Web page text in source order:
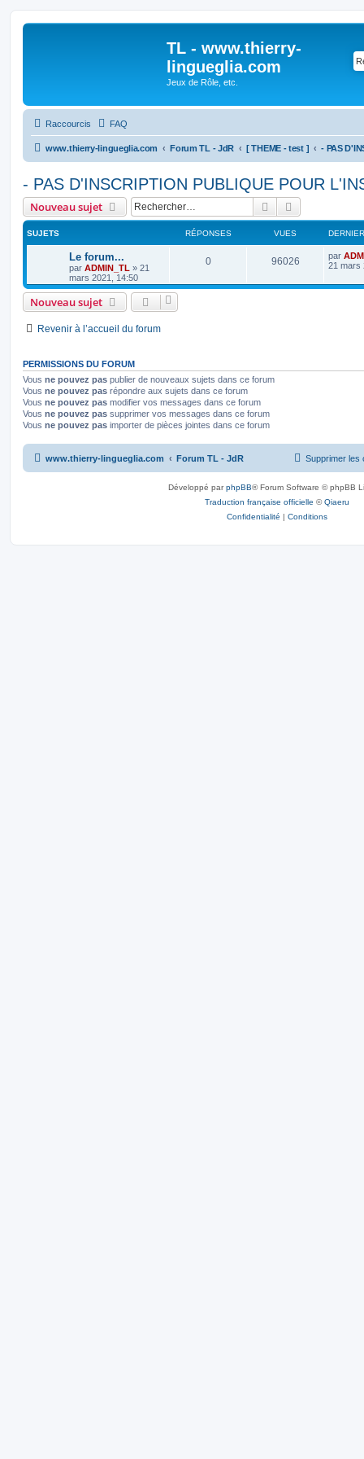
TL - www.thierry-
lingueglia.com
Jeux de Rôle, etc.
Raccourcis FAQ
www.thierry-lingueglia.com Forum TL - JdR [ THEME - test ]
- PAS D'INSCRIPTION PUBLIQUE POUR
Nouveau sujet Rechercher
SUJETS RÉPONSES VUES
Le forum...
par ADMIN_TL » 21
mars 2021, 14:50
0R
e
s
96026V
D
e
n
g
par
21 mars
Nouveau sujet
Revenir à l’accueil du forum
PERMISSIONS DU FORUM
Vous ne pouvez pas publier de nouveaux sujets dans ce forum
Vous ne pouvez pas répondre aux sujets dans ce forum
Vous ne pouvez pas modifier vos messages dans ce forum
Vous ne pouvez pas supprimer vos messages dans ce forum
Vous ne pouvez pas importer de pièces jointes dans ce forum
www.thierry-lingueglia.com Forum TL - JdR Supprimer les
Développé parphpBB® Forum Software © phpBB
Traduction française officielle ©Qiaeru
Confidentialité | Conditions